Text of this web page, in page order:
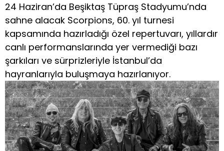
24 Haziran’da Beşiktaş Tüpraş Stadyumu’nda
sahne alacak Scorpions, 60. yıl turnesi
kapsamında hazırladığı özel repertuvarı, yıllardır
canlı performanslarında yer vermediği bazı
şarkıları ve sürprizleriyle İstanbul’da
hayranlarıyla buluşmaya hazırlanıyor.